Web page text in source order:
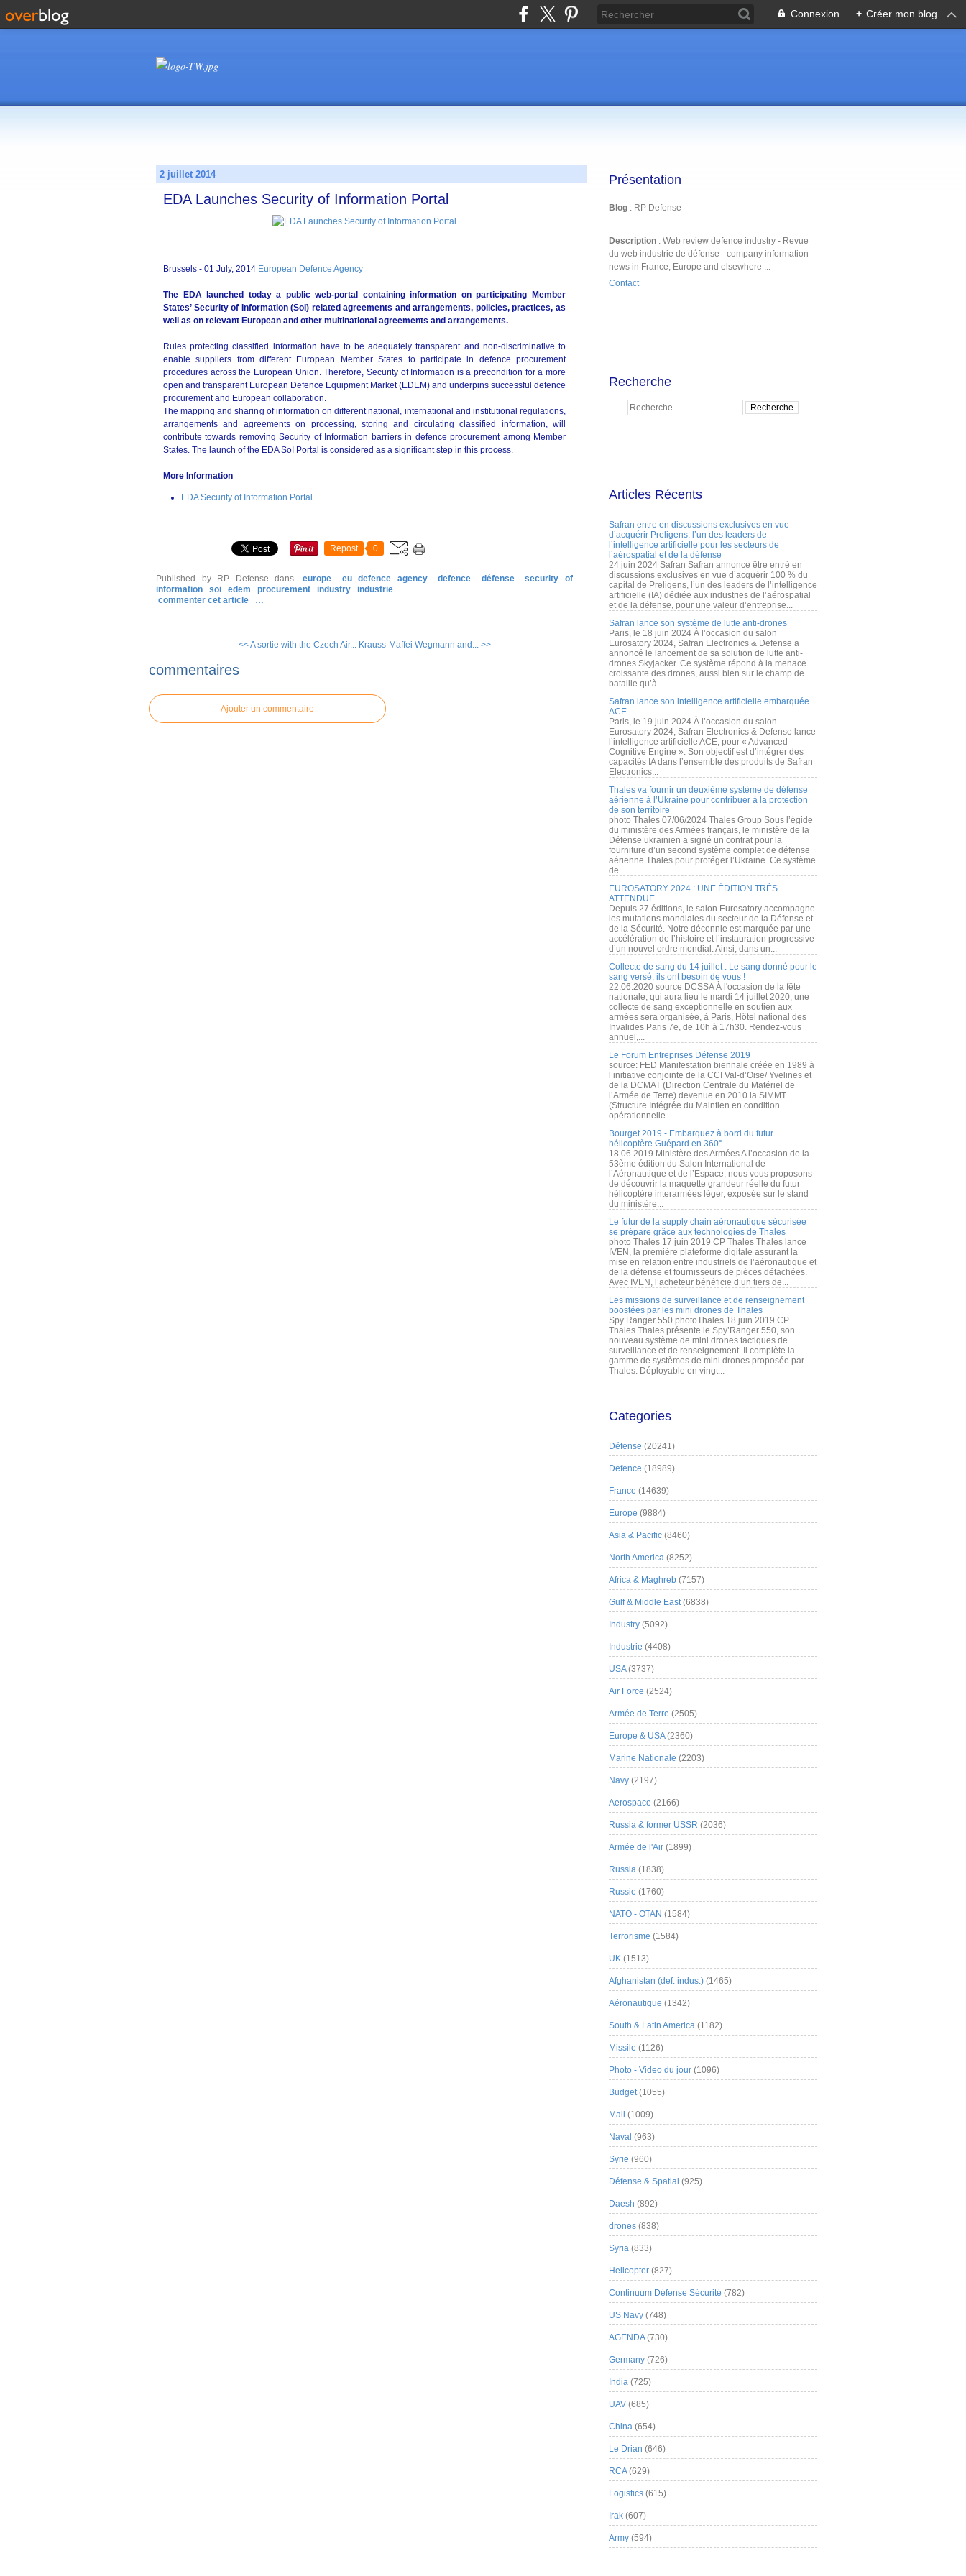
Connexion + Créer mon blog
2 juillet 2014
EDA Launches Security of Information Portal
Brussels - 01 July, 2014 European Defence Agency
The EDA launched today a public web-portal containing information on participating Member
States’ Security of Information (SoI) related agreements and arrangements, policies, practices, as
well as on relevant European and other multinational agreements and arrangements.
Rules protecting classified information have to be adequately transparent and non-discriminative to
enable suppliers from different European Member States to participate in defence procurement
procedures across the European Union. Therefore, Security of Information is a precondition for a more
open and transparent European Defence Equipment Market (EDEM) and underpins successful defence
procurement and European collaboration.
The mapping and sharing of information on different national, international and institutional regulations,
arrangements and agreements on processing, storing and circulating classified information, will
contribute towards removing Security of Information barriers in defence procurement among Member
States. The launch of the EDA SoI Portal is considered as a significant step in this process.
More Information
EDA Security of Information Portal
Repost 0
Published by RP Defense dans europe eu defence agency defence défense
security of
information
soi edem procurement industry
industrie
commenter cet article
…
<< A sortie with the Czech Air... Krauss-Maffei Wegmann and... >>
commentaires
Ajouter un commentaire
Présentation
Blog : RP Defense
Description : Web review defence industry - Revue
du web industrie de défense - company information -
news in France, Europe and elsewhere ...
Contact
Recherche
Articles Récents
Safran entre en discussions exclusives en vue
d’acquérir Preligens, l’un des leaders de
l’intelligence artificielle pour les secteurs de
l’aérospatial et de la défense
24 juin 2024 Safran Safran annonce être entré en
discussions exclusives en vue d’acquérir 100 % du
capital de Preligens, l’un des leaders de l’intelligence
artificielle (IA) dédiée aux industries de l’aérospatial
et de la défense, pour une valeur d’entreprise...
Safran lance son système de lutte anti-drones
Paris, le 18 juin 2024 À l’occasion du salon
Eurosatory 2024, Safran Electronics & Defense a
annoncé le lancement de sa solution de lutte anti-
drones Skyjacker. Ce système répond à la menace
croissante des drones, aussi bien sur le champ de
bataille qu’à...
Safran lance son intelligence artificielle embarquée
ACE
Paris, le 19 juin 2024 À l’occasion du salon
Eurosatory 2024, Safran Electronics & Defense lance
l’intelligence artificielle ACE, pour « Advanced
Cognitive Engine ». Son objectif est d’intégrer des
capacités IA dans l’ensemble des produits de Safran
Electronics...
Thales va fournir un deuxième système de défense
aérienne à l’Ukraine pour contribuer à la protection
de son territoire
photo Thales 07/06/2024 Thales Group Sous l’égide
du ministère des Armées français, le ministère de la
Défense ukrainien a signé un contrat pour la
fourniture d’un second système complet de défense
aérienne Thales pour protéger l’Ukraine. Ce système
de...
EUROSATORY 2024 : UNE ÉDITION TRÈS
ATTENDUE
Depuis 27 éditions, le salon Eurosatory accompagne
les mutations mondiales du secteur de la Défense et
de la Sécurité. Notre décennie est marquée par une
accélération de l’histoire et l’instauration progressive
d’un nouvel ordre mondial. Ainsi, dans un...
Collecte de sang du 14 juillet : Le sang donné pour le
sang versé, ils ont besoin de vous !
22.06.2020 source DCSSA À l'occasion de la fête
nationale, qui aura lieu le mardi 14 juillet 2020, une
collecte de sang exceptionnelle en soutien aux
armées sera organisée, à Paris, Hôtel national des
Invalides Paris 7e, de 10h à 17h30. Rendez-vous
annuel,...
Le Forum Entreprises Défense 2019
source: FED Manifestation biennale créée en 1989 à
l’initiative conjointe de la CCI Val-d’Oise/ Yvelines et
de la DCMAT (Direction Centrale du Matériel de
l’Armée de Terre) devenue en 2010 la SIMMT
(Structure Intégrée du Maintien en condition
opérationnelle...
Bourget 2019 - Embarquez à bord du futur
hélicoptère Guépard en 360°
18.06.2019 Ministère des Armées A l’occasion de la
53ème édition du Salon International de
l’Aéronautique et de l’Espace, nous vous proposons
de découvrir la maquette grandeur réelle du futur
hélicoptère interarmées léger, exposée sur le stand
du ministère...
Le futur de la supply chain aéronautique sécurisée
se prépare grâce aux technologies de Thales
photo Thales 17 juin 2019 CP Thales Thales lance
IVEN, la première plateforme digitale assurant la
mise en relation entre industriels de l’aéronautique et
de la défense et fournisseurs de pièces détachées.
Avec IVEN, l’acheteur bénéficie d’un tiers de...
Les missions de surveillance et de renseignement
boostées par les mini drones de Thales
Spy’Ranger 550 photoThales 18 juin 2019 CP
Thales Thales présente le Spy’Ranger 550, son
nouveau système de mini drones tactiques de
surveillance et de renseignement. Il complète la
gamme de systèmes de mini drones proposée par
Thales. Déployable en vingt...
Categories
Défense (20241)
Defence (18989)
France (14639)
Europe (9884)
Asia & Pacific (8460)
North America (8252)
Africa & Maghreb (7157)
Gulf & Middle East(6838)
Industry (5092)
Industrie (4408)
USA(3737)
Air Force (2524)
Armée de Terre (2505)
Europe & USA(2360)
Marine Nationale (2203)
Navy (2197)
Aerospace (2166)
Russia & former USSR (2036)
Armée de l'Air (1899)
Russia (1838)
Russie (1760)
NATO - OTAN (1584)
Terrorisme (1584)
UK (1513)
Afghanistan (def. indus.) (1465)
Aéronautique (1342)
South & Latin America (1182)
Missile (1126)
Photo - Video du jour (1096)
Budget(1055)
Mali (1009)
Naval (963)
Syrie (960)
Défense & Spatial (925)
Daesh (892)
drones (838)
Syria (833)
Helicopter (827)
Continuum Défense Sécurité (782)
US Navy (748)
AGENDA(730)
Germany (726)
India (725)
UAV (685)
China (654)
Le Drian (646)
RCA(629)
Logistics (615)
Irak (607)
Army (594)